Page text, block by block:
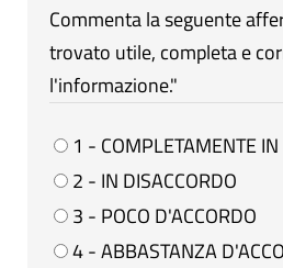
Commenta la seguente
trovato utile, completa e
l'informazione."
1 - COMPLETAMENTE
2 - IN DISACCORDO
3 - POCO D'ACCORDO
4 - ABBASTANZA